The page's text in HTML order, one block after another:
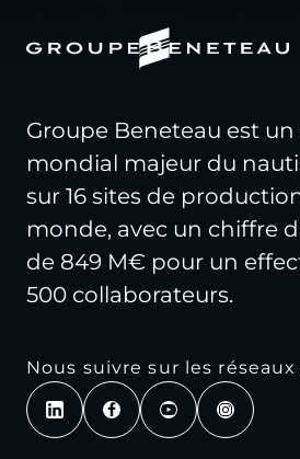
Groupe Beneteau est
mondial majeur du
sur 16 sites de
monde, avec un chiffre
de 849 M€ pour un
500 collaborateurs.
Nous suivre sur les réseaux